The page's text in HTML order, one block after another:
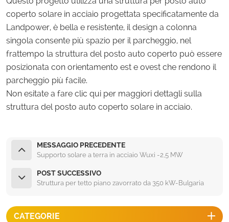
coperto solare in acciaio progettata specificatamente da
Landpower, è bella e resistente, il design a colonna
singola consente più spazio per il parcheggio, nel
frattempo la struttura del posto auto coperto può essere
posizionata con orientamento est e ovest che rendono il
parcheggio più facile.
Non esitate a fare clic qui per maggiori dettagli sulla
struttura del posto auto coperto solare in acciaio.
MESSAGGIO PRECEDENTE
Supporto solare a terra in acciaio Wuxi -2,5 MW
POST SUCCESSIVO
Struttura per tetto piano zavorrato da 350 kW-Bulgaria
CATEGORIE